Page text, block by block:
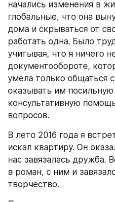
начались изменения в
глобальные, что она
дома и скрываться от
работать одна. Было
учитывая, что я ничего
документообороте,
умела только общаться
оказывать им
консультативную
вопросов.
В лето 2016 года я
искал квартиру. Он
нас завязалась дружба.
в роман, с ним и
творчество.